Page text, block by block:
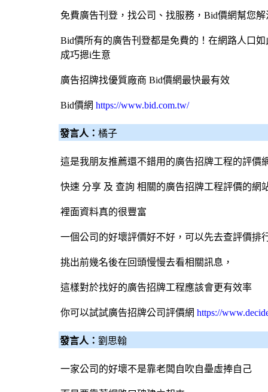
免費廣告刊登，找公司、找服務， Bid價網幫您
Bid價所有的廣告刊登都是免費的！在網路人口
成巧摁i生意
廣告招牌找優質廠商 Bid價網最快最有效
Bid價網 https://www.bid.com.tw/
發言人： 橘子
這是我朋友推薦還不錯用的廣告招牌工程的評價
快速 分享 及 查詢 相關的廣告招牌工程評價的網
裡面資料真的很豐富
一個公司的好壞評價好不好，可以先去查評價排
挑出前幾名後在回頭慢慢去看相關訊息，
這樣對於找好的廣告招牌工程應該會更有效率
你可以試試廣告招牌公司評價網 https://
發言人： 劉思翰
一家公司的好壞不是靠老闆自吹自壘虛捧自己